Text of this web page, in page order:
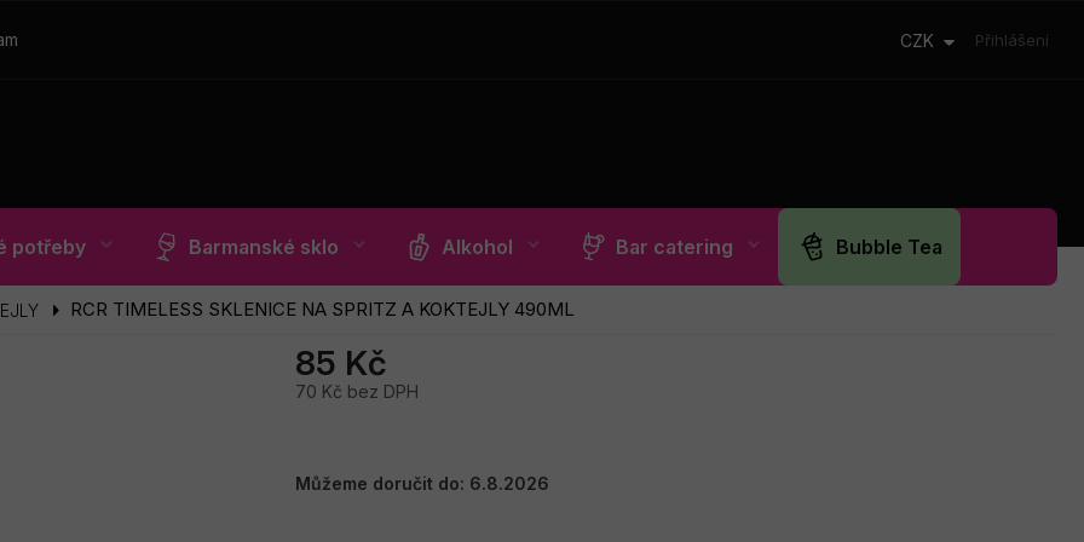
CZK Přihlášení
potřeby Barmanské sklo Alkohol Bar catering Bubble Tea
RCR TIMELESS SKLENICE NA SPRITZ A KOKTEJLY 490ML
85 Kč
70 Kč bez DPH
Můžeme doručit do: 6.8.2026